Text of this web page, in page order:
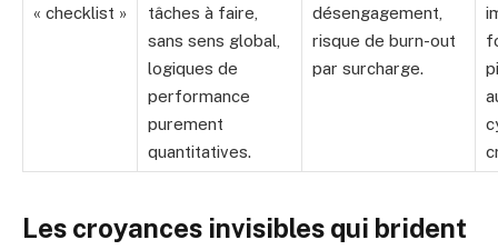
« checklist »
tâches à faire,
sans sens global,
logiques de
performance
purement
quantitatives.
désengagement,
risque de burn-out
par surcharge.
Les croyances invisibles qui brident